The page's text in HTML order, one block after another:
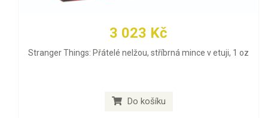
3 023 Kč
Stranger Things: Přátelé nelžou, stříbrná mince v etuji, 1 oz
Do košíku